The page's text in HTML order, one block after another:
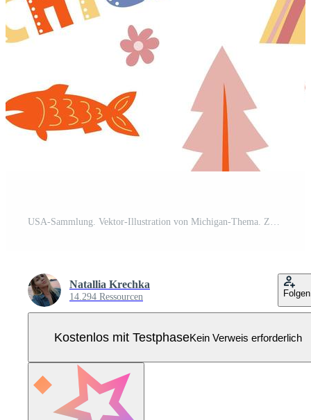
USA-Sammlung. Vektor-Illustration von Michigan-Thema. Zustandssymbole Pro Vektor
Natallia Krechka
14.294 Ressourcen Folgen
Kostenlos mit TestphaseKein Verweis erforderlich